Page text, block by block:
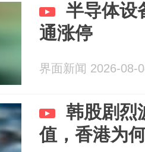
半导体设
通涨停
界面新闻 2026-08-
韩股剧烈
值，香港为